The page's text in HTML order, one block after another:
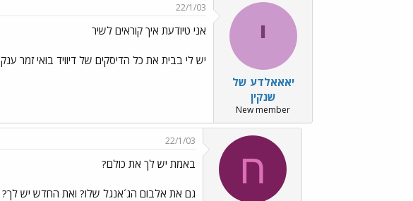
י
יאאאלדע של
שנקין
New member
22/1/03
אני טיודעת איך קוראים לשיר
יש לי בבית את כל הדיסקים של דיוויד בואי זמר ענק
ח
22/1/03
באמת יש לך את כולם?
גם את אלבום הג´אנגל שלו? ואת החדש יש לך?